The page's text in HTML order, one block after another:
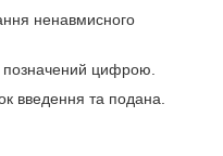
ненавмисного
позначений цифрою.
введення та подана.